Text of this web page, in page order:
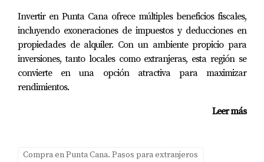
Conclusión
Vivir e invertir en Cap Cana no solo representa una
oportunidad unica; es una invitación a formar parte de
una comunidad vibrante donde el lujo se encuentra con
apoyo profesional al tomar decisiones importantes;
Invertir en Punta Cana ofrece múltiples beneficios fiscales,
incluyendo exoneraciones de impuestos y deducciones en
propiedades de alquiler. Con un ambiente propicio para
inversiones, tanto locales como extranjeras, esta región se
convierte en una opción atractiva para maximizar
rendimientos.
Leer más
Compra en Punta Cana. Pasos para extranjeros